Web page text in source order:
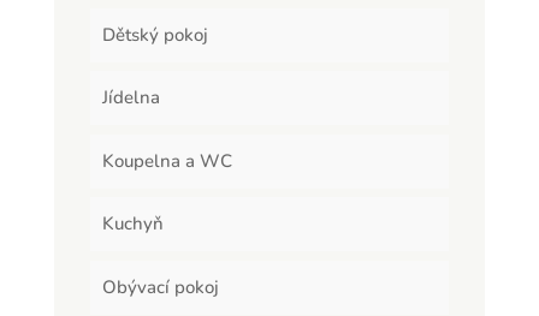
Dětský pokoj
Jídelna
Koupelna a WC
Kuchyň
Obývací pokoj